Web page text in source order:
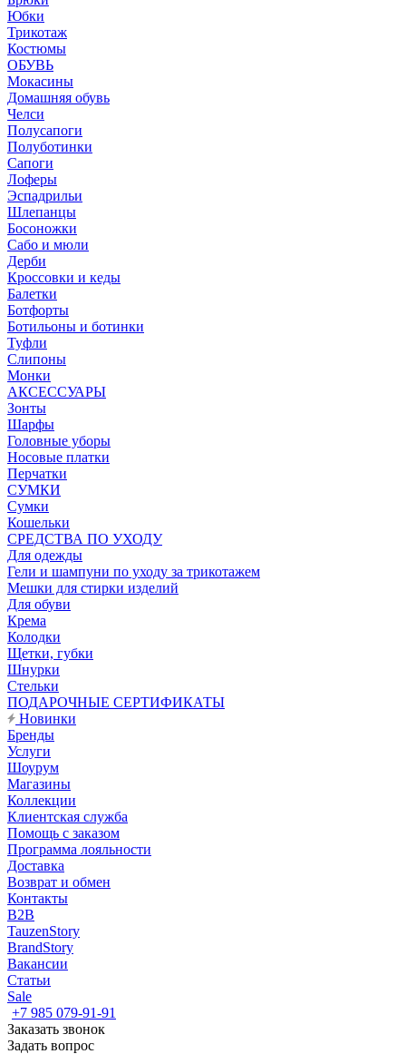
Юбки
Трикотаж
Костюмы
ОБУВЬ
Мокасины
Домашняя обувь
Челси
Полусапоги
Полуботинки
Сапоги
Лоферы
Эспадрильи
Шлепанцы
Босоножки
Сабо и мюли
Дерби
Кроссовки и кеды
Балетки
Ботфорты
Ботильоны и ботинки
Туфли
Слипоны
Монки
АКСЕССУАРЫ
Зонты
Шарфы
Головные уборы
Носовые платки
Перчатки
СУМКИ
Сумки
Кошельки
CРЕДСТВА ПО УХОДУ
Для одежды
Гели и шампуни по уходу за трикотажем
Мешки для стирки изделий
Для обуви
Крема
Колодки
Щетки, губки
Шнурки
Стельки
ПОДАРОЧНЫЕ СЕРТИФИКАТЫ
Новинки
Бренды
Услуги
Шоурум
Магазины
Коллекции
Клиентская служба
Помощь с заказом
Программа лояльности
Доставка
Возврат и обмен
Контакты
B2B
TauzenStory
BrandStory
Вакансии
Статьи
Sale
+7 985 079-91-91
Заказать звонок
Задать вопрос